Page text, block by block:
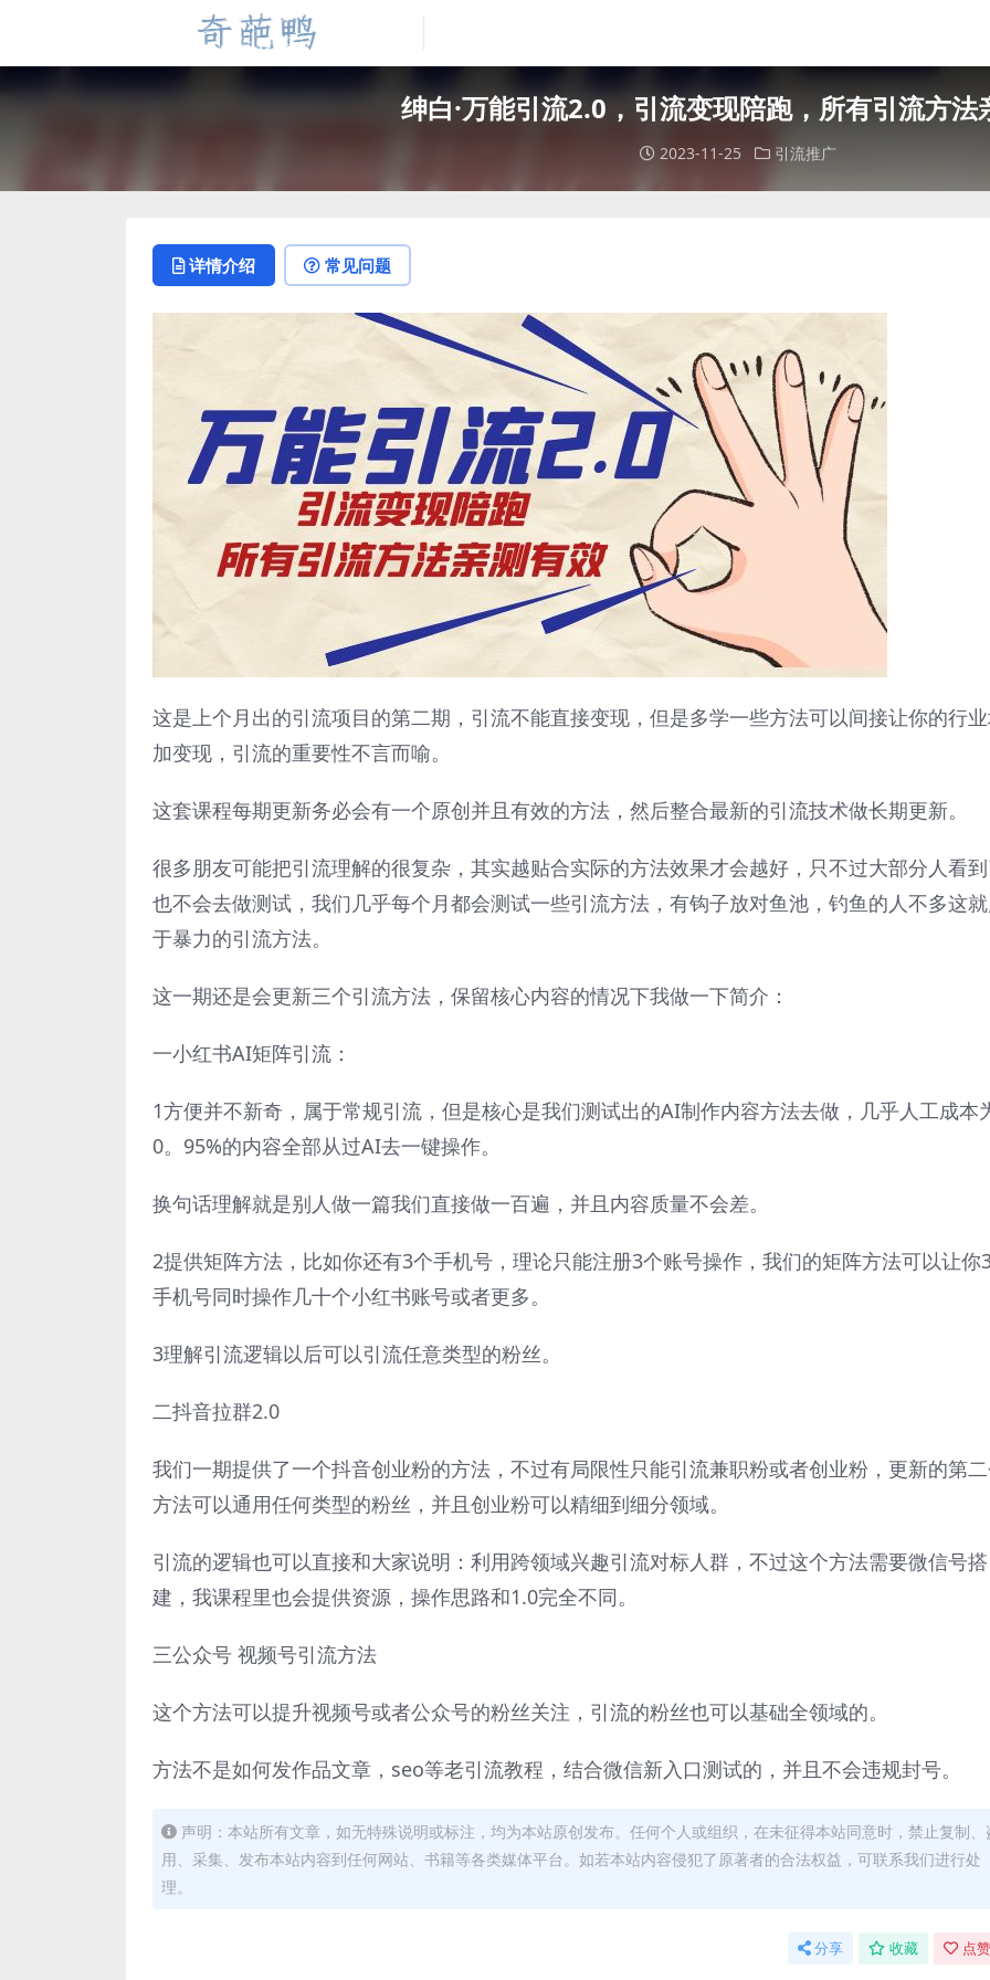
绅白·万能引流2.0，引流变现陪跑，所有引流方法
2023-11-25 引流推广
详情介绍 常见问题
这是上个月出的引流项目的第二期，引流不能直接变现，但是多学一些方法可以间接让你的行
加变现，引流的重要性不言而喻。
这套课程每期更新务必会有一个原创并且有效的方法，然后整合最新的引流技术做长期更新。
很多朋友可能把引流理解的很复杂，其实越贴合实际的方法效果才会越好，只不过大部分人看
也不会去做测试，我们几乎每个月都会测试一些引流方法，有钩子放对鱼池，钓鱼的人不多这
于暴力的引流方法。
这一期还是会更新三个引流方法，保留核心内容的情况下我做一下简介：
一小红书AI矩阵引流：
1方便并不新奇，属于常规引流，但是核心是我们测试出的AI制作内容方法去做，几乎人工成本
0。95%的内容全部从过AI去一键操作。
换句话理解就是别人做一篇我们直接做一百遍，并且内容质量不会差。
2提供矩阵方法，比如你还有3个手机号，理论只能注册3个账号操作，我们的矩阵方法可以让你
手机号同时操作几十个小红书账号或者更多。
3理解引流逻辑以后可以引流任意类型的粉丝。
二抖音拉群2.0
我们一期提供了一个抖音创业粉的方法，不过有局限性只能引流兼职粉或者创业粉，更新的第
方法可以通用任何类型的粉丝，并且创业粉可以精细到细分领域。
引流的逻辑也可以直接和大家说明：利用跨领域兴趣引流对标人群，不过这个方法需要微信号搭
建，我课程里也会提供资源，操作思路和1.0完全不同。
三公众号 视频号引流方法
这个方法可以提升视频号或者公众号的粉丝关注，引流的粉丝也可以基础全领域的。
方法不是如何发作品文章，seo等老引流教程，结合微信新入口测试的，并且不会违规封号。
声明：本站所有文章，如无特殊说明或标注，均为本站原创发布。任何个人或组织，在未征得本站同意时，禁止复制、
用、采集、发布本站内容到任何网站、书籍等各类媒体平台。如若本站内容侵犯了原著者的合法权益，可联系我们进行处
理。
分享 收藏 点